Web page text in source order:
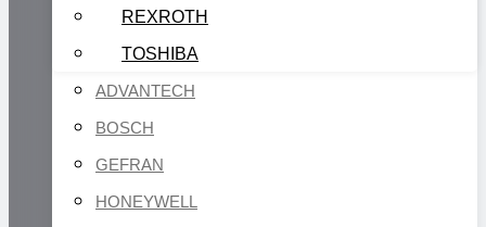
REXROTH
TOSHIBA
ADVANTECH
BOSCH
GEFRAN
HONEYWELL